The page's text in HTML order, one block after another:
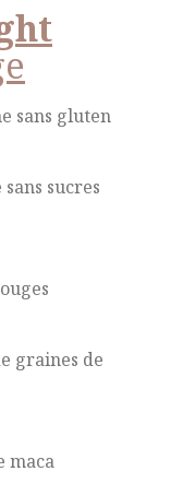
sans gluten
sucres
graines de
maca